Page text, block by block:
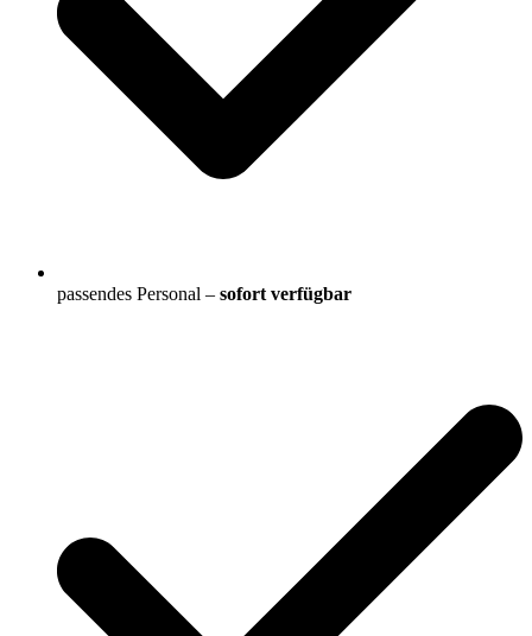
passendes Personal – sofort verfügbar